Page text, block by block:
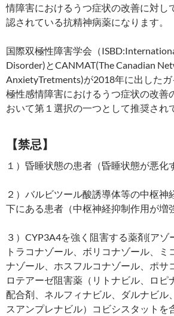
情障害におけるうつ症状の改善に対し
認されている抗精神病薬になります。
国際双極性障害学会（
Disorder)とCANMAT(The Canadian
AnxietyTretments)が2018年に出した
極性感情障害におけるうつ症状の改善
おいて第１選択の一つとして推奨され
【禁忌】
１）昏睡状態の患者（昏睡状態が悪化
２）バルビツール酸誘導体等の中枢神
下にある患者（中枢神経抑制作用が増
３）CYP3A4を強く阻害する薬剤{アゾ
トラコナゾール、ボリコナゾール、ミ
ナゾール、ホスフルコナゾール、ポサ
ロテアーゼ阻害薬（リトナビル、ロピ
配合剤、ネルフィナビル、ダルナビル
スアンプレナビル）コビシスタットを